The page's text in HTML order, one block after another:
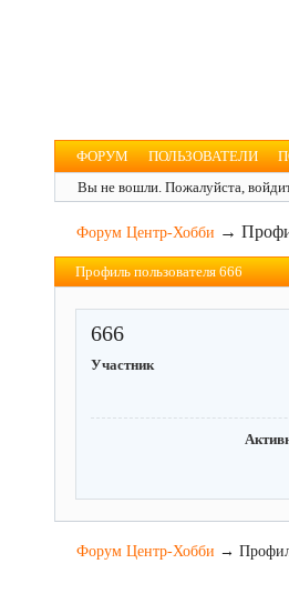
ФОРУМ ПОЛЬЗОВАТЕЛИ
Вы не вошли. Пожалуйста,
Форум Центр-Хобби →
Профиль пользователя 666
666
Участник
Форум Центр-Хобби →